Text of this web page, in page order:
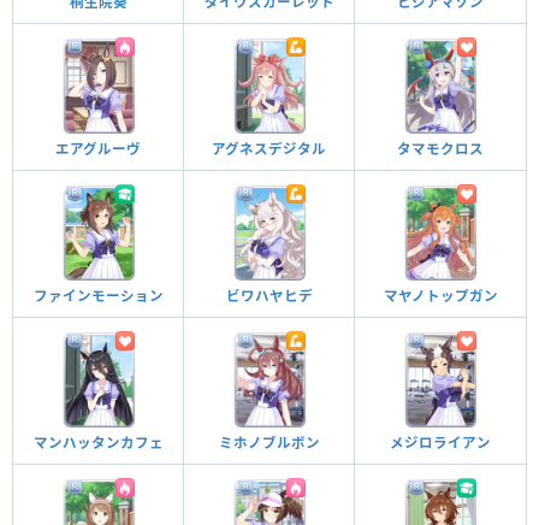
エアグルーヴ アグネスデジタル タマモクロス
ファインモーション ビワハヤヒデ マヤノトップガン
マンハッタンカフェ ミホノブルボン メジロライアン